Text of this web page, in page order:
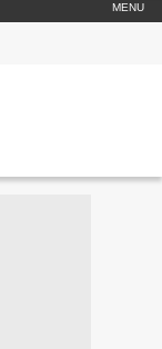
MENU